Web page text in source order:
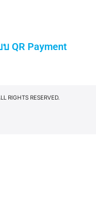
QR Payment
RIGHTS RESERVED.